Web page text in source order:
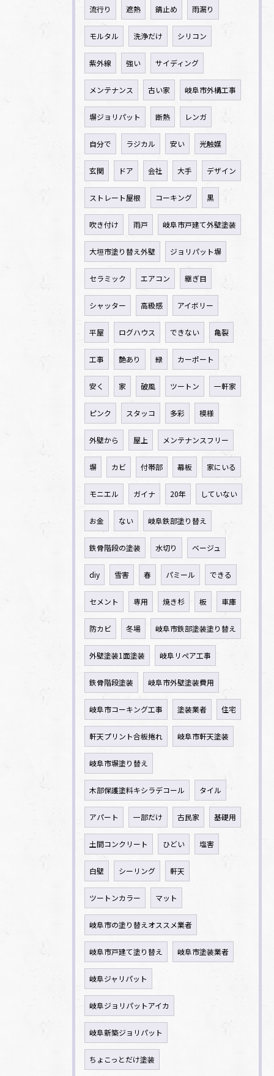
流行り 遮熱 錆止め 雨漏り
モルタル 洗浄だけ シリコン
紫外線 強い サイディング
メンテナンス 古い家 岐阜市外構工事
塀ジョリパット 断熱 レンガ
自分で ラジカル 安い 光触媒
玄関 ドア 会社 大手 デザイン
ストレート屋根 コーキング 黒
吹き付け 雨戸 岐阜市戸建て外壁塗装
大垣市塗り替え外壁 ジョリパット塀
セラミック エアコン 継ぎ目
シャッター 高級感 アイボリー
平屋 ログハウス できない 亀裂
工事 艶あり 緑 カーポート
安く 家 破風 ツートン 一軒家
ピンク スタッコ 多彩 模様
外壁から 屋上 メンテナンスフリー
塀 カビ 付帯部 幕板 家にいる
モニエル ガイナ 20年 していない
お金 ない 岐阜鉄部塗り替え
鉄骨階段の塗装 水切り ベージュ
diy 雪害 春 パミール できる
セメント 専用 焼き杉 板 車庫
防カビ 冬場 岐阜市鉄部塗装塗り替え
外壁塗装1面塗装 岐阜リペア工事
鉄骨階段塗装 岐阜市外壁塗装費用
岐阜市コーキング工事 塗装業者 住宅
軒天プリント合板捲れ 岐阜市軒天塗装
岐阜市塀塗り替え
木部保護塗料キシラデコール タイル
アパート 一部だけ 古民家 基礎用
土間コンクリート ひどい 塩害
白壁 シーリング 軒天
ツートンカラー マット
岐阜市の塗り替えオススメ業者
岐阜市戸建て塗り替え 岐阜市塗装業者
岐阜ジャリパット
岐阜ジョリパットアイカ
岐阜新築ジョリパット
ちょこっとだけ塗装